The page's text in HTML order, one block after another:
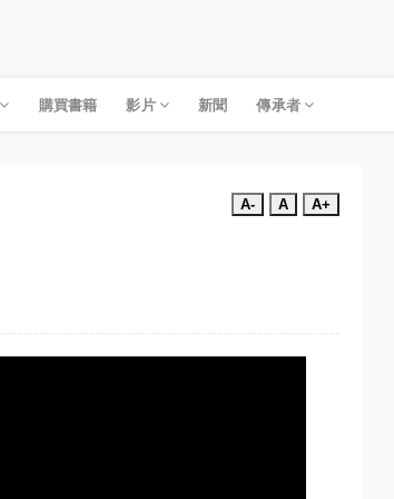
購買書籍 影片 新聞 傳承者
A- A A+